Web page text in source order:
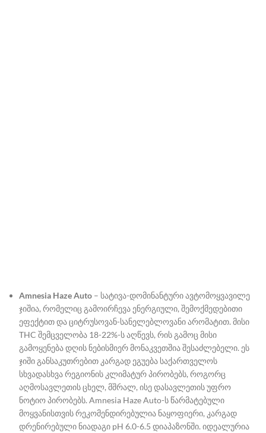
Amnesia Haze Auto – სატივა-დომინანტური ავტომოყვავილე
ჯიშია, რომელიც გამოირჩევა ენერგიული, შემოქმედებითი
ეფექტით და ციტრუსოვან-სანელებლოვანი არომატით. მისი
THC შემცველობა 18-22%-ს აღწევს, რის გამოც მისი
გამოყენება დღის ნებისმიერ მონაკვეთშია შესაძლებელი. ეს
ჯიში განსაკუთრებით კარგად ეგუება საქართველოს
სხვადასხვა რეგიონის კლიმატურ პირობებს, როგორც
აღმოსავლეთის ცხელ, მშრალ, ისე დასავლეთის უფრო
ნოტიო პირობებს. Amnesia Haze Auto-ს წარმატებული
მოყვანისთვის რეკომენდირებულია ნაყოფიერი, კარგად
დრენირებული ნიადაგი pH 6.0-6.5 დიაპაზონში. იდეალურია